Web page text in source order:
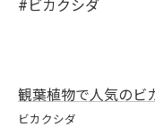
#ビカクシダ
観葉植物で人気のビ
ビカクシダ